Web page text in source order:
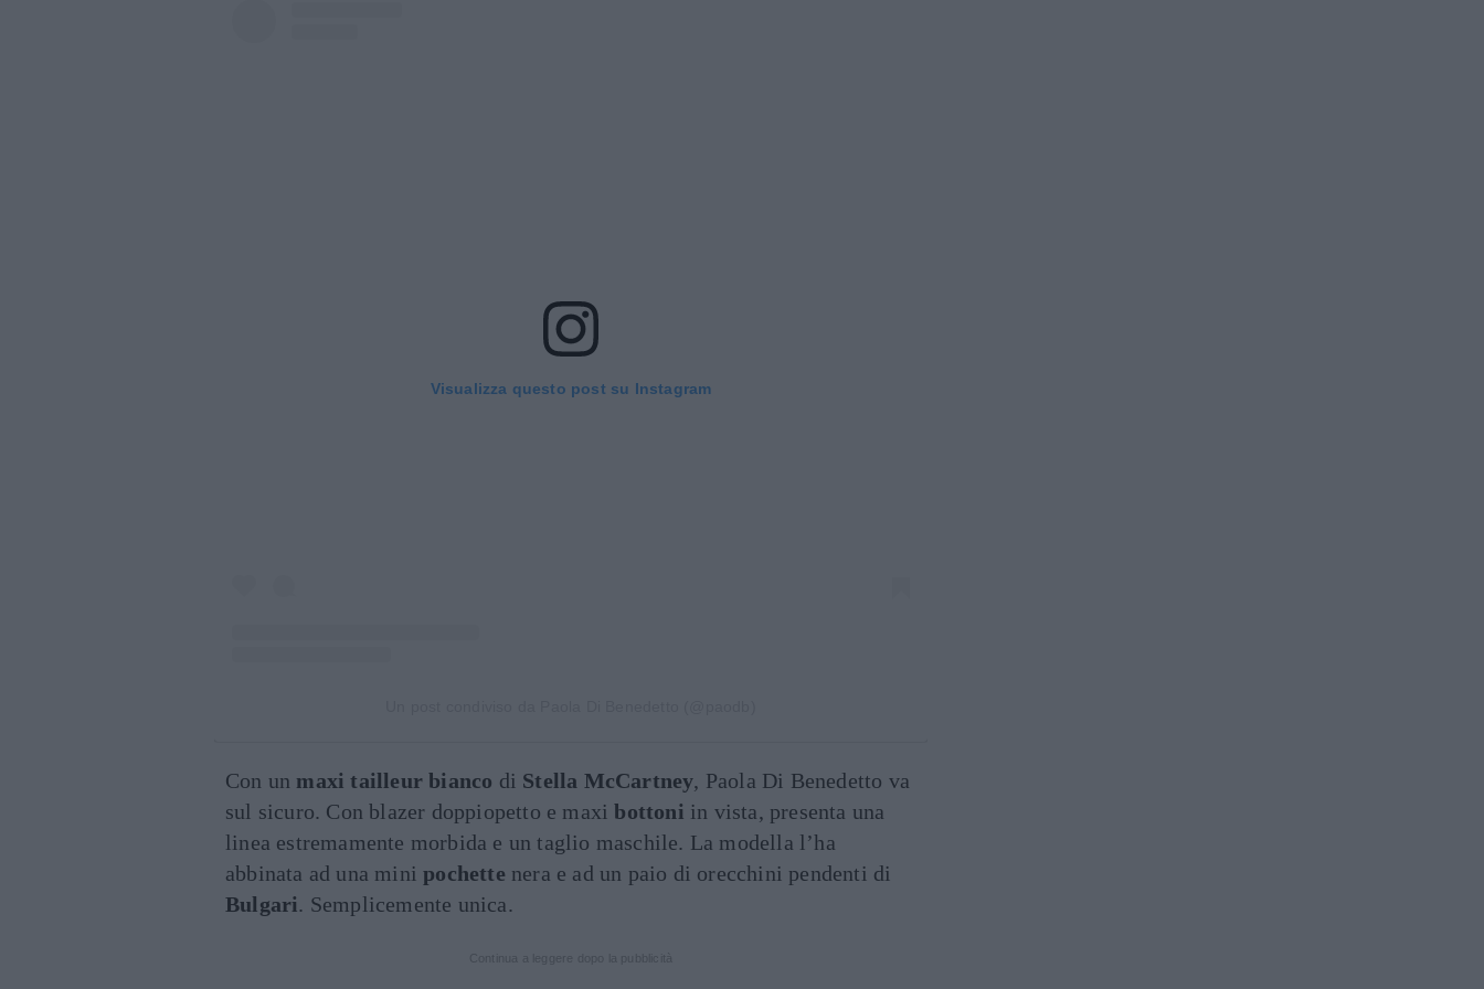
Visualizza questo post su Instagram
Con un maxi tailleur bianco di Stella McCartney, Paola Di Benedetto va
sul sicuro. Con blazer doppiopetto e maxibottoni in vista, presenta una
linea estremamente morbida e un taglio maschile. La modella l’ha
abbinata ad una minipochette nera e ad un paio di orecchini pendenti di
Bulgari. Semplicemente unica.